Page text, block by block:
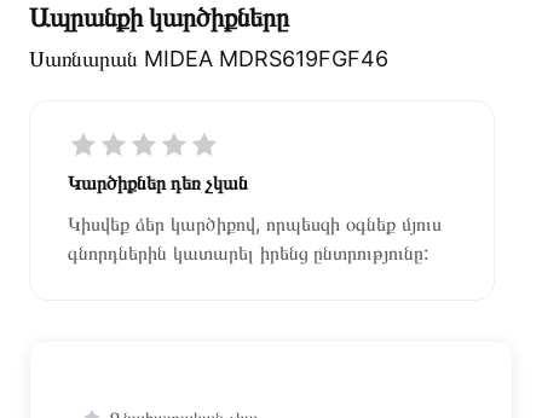
Ապրանքի կարծիքները
Սառնարան MIDEA MDRS619FGF46
Կարծիքներ դեռ չկան
Կիսվեք ձեր կարծիքով, որպեսզի օգնեք մյուս
գնորդներին կատարել իրենց ընտրությունը: